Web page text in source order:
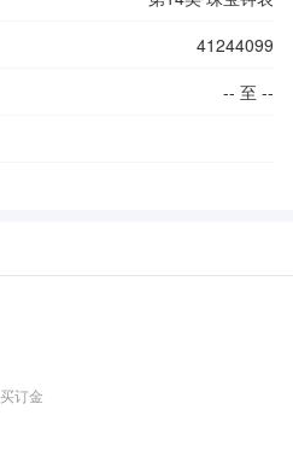
41244099
-- 至 --
订金